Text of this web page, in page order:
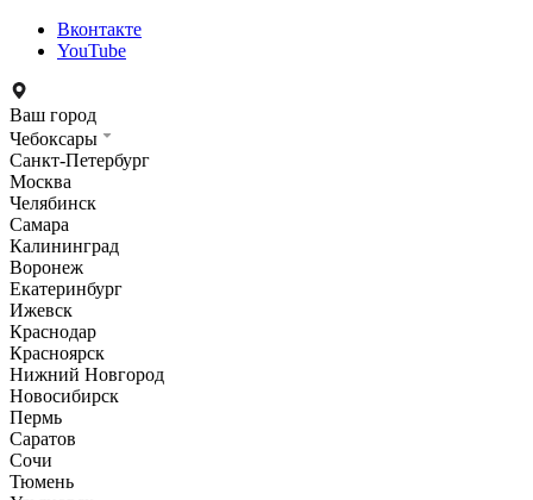
Вконтакте
YouTube
Ваш город
Чебоксары
Санкт-Петербург
Москва
Челябинск
Самара
Калининград
Воронеж
Екатеринбург
Ижевск
Краснодар
Красноярск
Нижний Новгород
Новосибирск
Пермь
Саратов
Сочи
Тюмень